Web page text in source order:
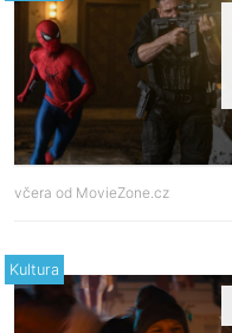
včera od MovieZone.cz
Kultura